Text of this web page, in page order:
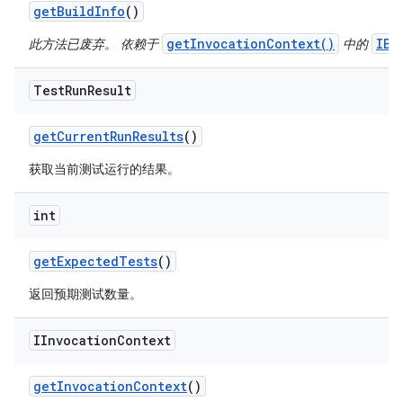
getBuildInfo()
此方法已废弃。 依赖于 getInvocationContext() 中的
TestRunResult
getCurrentRunResults()
获取当前测试运行的结果。
int
getExpectedTests()
返回预期测试数量。
IInvocationContext
getInvocationContext()